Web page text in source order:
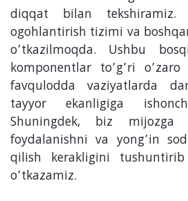
diqqat bilan tekshiramiz.
ogohlantirish tizimi va
o’tkazilmoqda. Ushbu
komponentlar to’g’ri
favqulodda vaziyatlarda
tayyor ekanligiga
Shuningdek, biz mijozga
foydalanishni va yong’in
qilish kerakligini
o’tkazamiz.